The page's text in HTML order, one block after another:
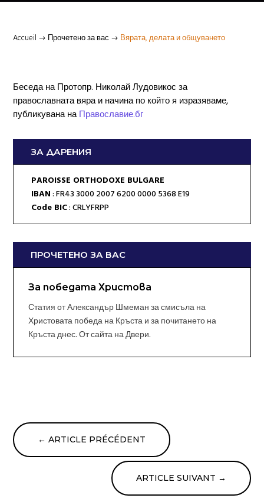
Accueil $ Прочетено за вас $ Вярата, делата и общуването
Беседа на Протопр. Николай Лудовикос за
православната вяра и начина по който я изразяваме,
публикувана наПравославие.бг
ЗА ДАРЕНИЯ
PAROISSE ORTHODOXE BULGARE
IBAN : FR43 3000 2007 6200 0000 5368 E19
Code BIC: CRLYFRPP
ПРОЧЕТЕНО ЗА ВАС
За победата Христова
Статия от Александър Шмеман за смисъла на
Христовата победа на Кръста и за почитането на
Кръста днес. От сайта на Двери.
←ARTICLE PRÉCÉDENT
ARTICLE SUIVANT →